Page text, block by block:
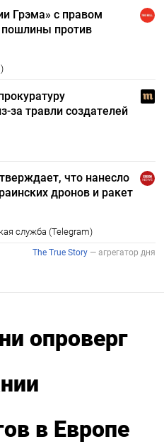
опроверг
в Европе